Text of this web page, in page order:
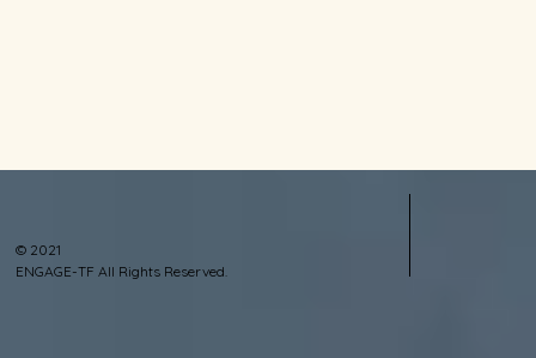
© 2021
ENGAGE-TF All Rights Reserved.